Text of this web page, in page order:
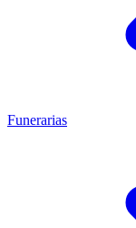
Funerarias